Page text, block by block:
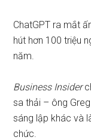
ChatGPT ra mắt
hút hơn 100 triệu
năm.
Business Insider
sa thải – ông
sáng lập khác và
chức.